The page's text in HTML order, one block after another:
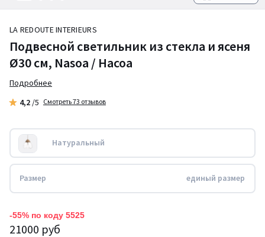
LA REDOUTE INTERIEURS
Подвесной светильник из стекла и ясеня
Ø30 см, Nasoa / Насоа
Подробнее
4,2 /5 Смотреть 73 отзывов
Натуральный
Размер единый размер
-55% по коду 5525
21000 руб